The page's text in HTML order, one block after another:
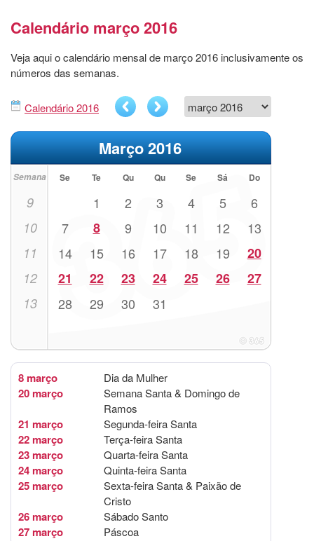
Calendário março 2016
Veja aqui o calendário mensal de março 2016 inclusivamente os
números das semanas.
Calendário 2016
Março 2016
Semana Se Te Qu Qu Se Sá Do
9 1 2 3 4 5 6
10 7 8 9 10 11 12 13
11 14 15 16 17 18 19 20
12 21 22 23 24 25 26 27
13 28 29 30 31
8 março Dia da Mulher
20 março
Semana Santa & Domingo de
Ramos
21 março Segunda-feira Santa
22 março Terça-feira Santa
23 março Quarta-feira Santa
24 março Quinta-feira Santa
25 março
Sexta-feira Santa & Paixão de
Cristo
26 março Sábado Santo
27 março Páscoa